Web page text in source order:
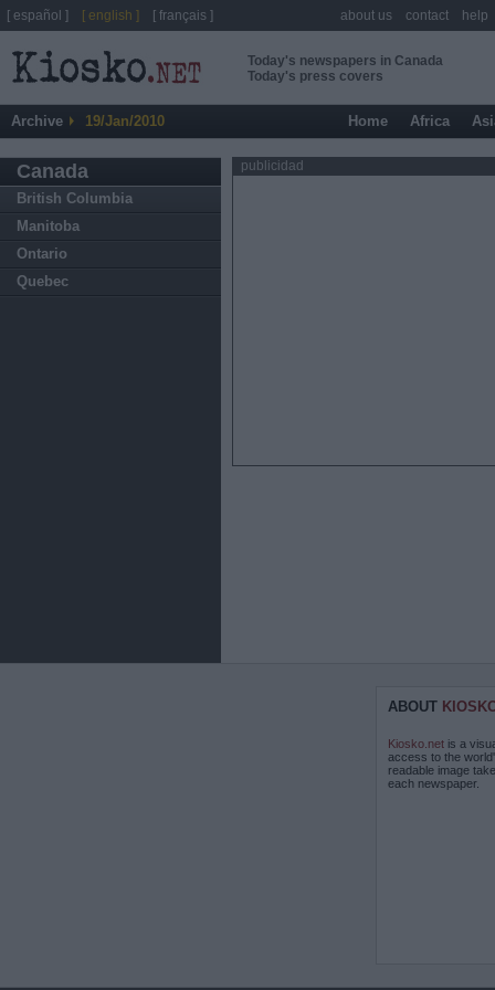
Today's newspapers in Canada
Today's press covers
Archive 19/Jan/2010 Home Africa
Canada
British Columbia
Manitoba
Ontario
Quebec
publicidad
ABOUT
Kiosko.net is a
access to the
readable image
each newspaper.
[ español ] [ english ] [ français ] about us contact help